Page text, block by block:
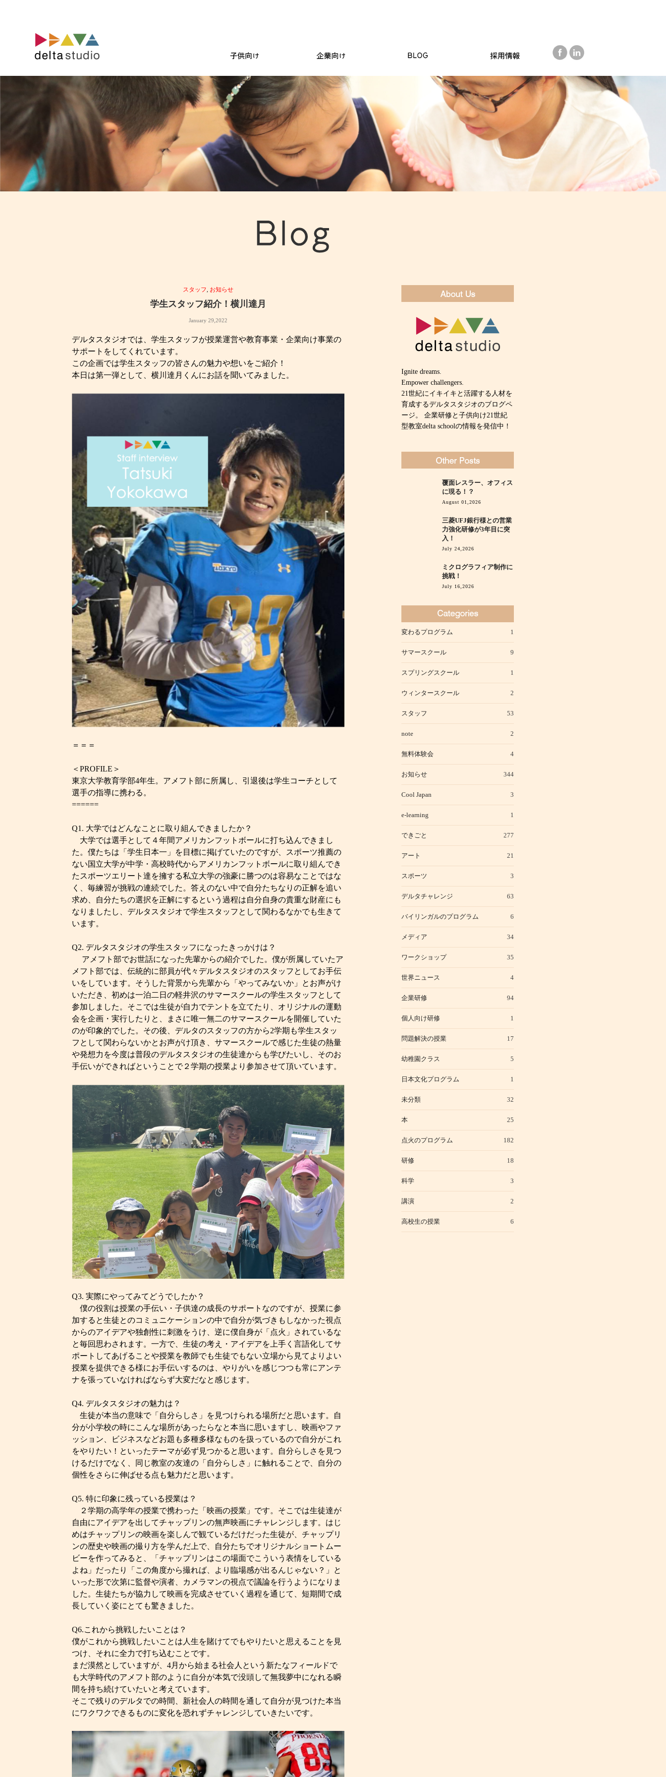
ン
スタッフ, お知らせ
学生スタッフ紹介！横川達月
January 29,2022
デルタスタジオでは、学生スタッフが授業運営や教育事業・企業向け事業の
サポートをしてくれています。
この企画では学生スタッフの皆さんの魅力や想いをご紹介！
本日は第一弾として、横川達月くんにお話を聞いてみました。
＝＝＝
＜PROFILE＞
東京大学教育学部4年生。アメフト部に所属し、引退後は学生コーチとして
選手の指導に携わる。
======
Q1. 大学ではどんなことに取り組んできましたか？
大学では選手として４年間アメリカンフットボールに打ち込んできまし
た。僕たちは「学生日本一」を目標に掲げていたのですが、スポーツ推薦の
ない国立大学が中学・高校時代からアメリカンフットボールに取り組んでき
たスポーツエリート達を擁する私立大学の強豪に勝つのは容易なことではな
く、毎練習が挑戦の連続でした。答えのない中で自分たちなりの正解を追い
求め、自分たちの選択を正解にするという過程は自分自身の貴重な財産にも
なりましたし、デルタスタジオで学生スタッフとして関わるなかでも生きて
います。
Q2. デルタスタジオの学生スタッフになったきっかけは？
アメフト部でお世話になった先輩からの紹介でした。僕が所属していたア
メフト部では、伝統的に部員が代々デルタスタジオのスタッフとしてお手伝
いをしています。そうした背景から先輩から「やってみないか」とお声がけ
いただき、初めは一泊二日の軽井沢のサマースクールの学生スタッフとして
参加しました。そこでは生徒が自力でテントを立てたり、オリジナルの運動
会を企画・実行したりと、まさに唯一無二のサマースクールを開催していた
のが印象的でした。その後、デルタのスタッフの方から2学期も学生スタッ
フとして関わらないかとお声がけ頂き、サマースクールで感じた生徒の熱量
や発想力を今度は普段のデルタスタジオの生徒達からも学びたいし、そのお
手伝いができればということで２学期の授業より参加させて頂いています。
Q3. 実際にやってみてどうでしたか？
僕の役割は授業の手伝い・子供達の成長のサポートなのですが、授業に参
加すると生徒とのコミュニケーションの中で自分が気づきもしなかった視点
からのアイデアや独創性に刺激をうけ、逆に僕自身が「点火」されているな
と毎回思わされます。一方で、生徒の考え・アイデアを上手く言語化してサ
ポートしてあげることや授業を教師でも生徒でもない立場から見てよりよい
授業を提供できる様にお手伝いするのは、やりがいを感じつつも常にアンテ
ナを張っていなければならず大変だなと感じます。
Q4. デルタスタジオの魅力は？
生徒が本当の意味で「自分らしさ」を見つけられる場所だと思います。自
分が小学校の時にこんな場所があったらなと本当に思いますし、映画やファ
ッション、ビジネスなどお題も多種多様なものを扱っているので自分がこれ
をやりたい！といったテーマが必ず見つかると思います。自分らしさを見つ
けるだけでなく、同じ教室の友達の「自分らしさ」に触れることで、自分の
個性をさらに伸ばせる点も魅力だと思います。
Q5. 特に印象に残っている授業は？
２学期の高学年の授業で携わった「映画の授業」です。そこでは生徒達が
自由にアイデアを出してチャップリンの無声映画にチャレンジします。はじ
めはチャップリンの映画を楽しんで観ているだけだった生徒が、チャップリ
ンの歴史や映画の撮り方を学んだ上で、自分たちでオリジナルショートムー
ビーを作ってみると、「チャップリンはこの場面でこういう表情をしている
よね」だったり「この角度から撮れば、より臨場感が出るんじゃない？」と
いった形で次第に監督や演者、カメラマンの視点で議論を行うようになりま
した。生徒たちが協力して映画を完成させていく過程を通じて、短期間で成
長していく姿にとても驚きました。
Q6.これから挑戦したいことは？
僕がこれから挑戦したいことは人生を賭けてでもやりたいと思えることを見
つけ、それに全力で打ち込むことです。
まだ漠然としていますが、4月から始まる社会人という新たなフィールドで
も大学時代のアメフト部のように自分が本気で没頭して無我夢中になれる瞬
間を持ち続けていたいと考えています。
そこで残りのデルタでの時間、新社会人の時間を通して自分が見つけた本当
にワクワクできるものに変化を恐れずチャレンジしていきたいです。
Ignite dreams.
Empower challengers.
21世紀にイキイキと活躍する人材を
育成するデルタスタジオのブログペ
ージ。 企業研修と子供向け21世紀
型教室delta schoolの情報を発信中！
覆面レスラー、オフィス
に現る！？
August 01,2026
三菱UFJ銀行様との営業
力強化研修が3年目に突
入！
July 24,2026
ミクログラフィア制作に
挑戦！
July 16,2026
変わるプログラム 1
サマースクール 9
スプリングスクール 1
ウィンタースクール 2
スタッフ 53
note 2
無料体験会 4
お知らせ 344
Cool Japan 3
e-learning 1
できごと 277
アート 21
スポーツ 3
デルタチャレンジ 63
バイリンガルのプログラム 6
メディア 34
ワークショップ 35
世界ニュース 4
企業研修 94
個人向け研修 1
問題解決の授業 17
幼稚園クラス 5
日本文化プログラム 1
未分類 32
本 25
点火のプログラム 182
研修 18
科学 3
講演 2
高校生の授業 6